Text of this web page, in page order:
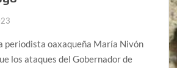
periodista oaxaqueña María Nivón
los ataques del Gobernador de